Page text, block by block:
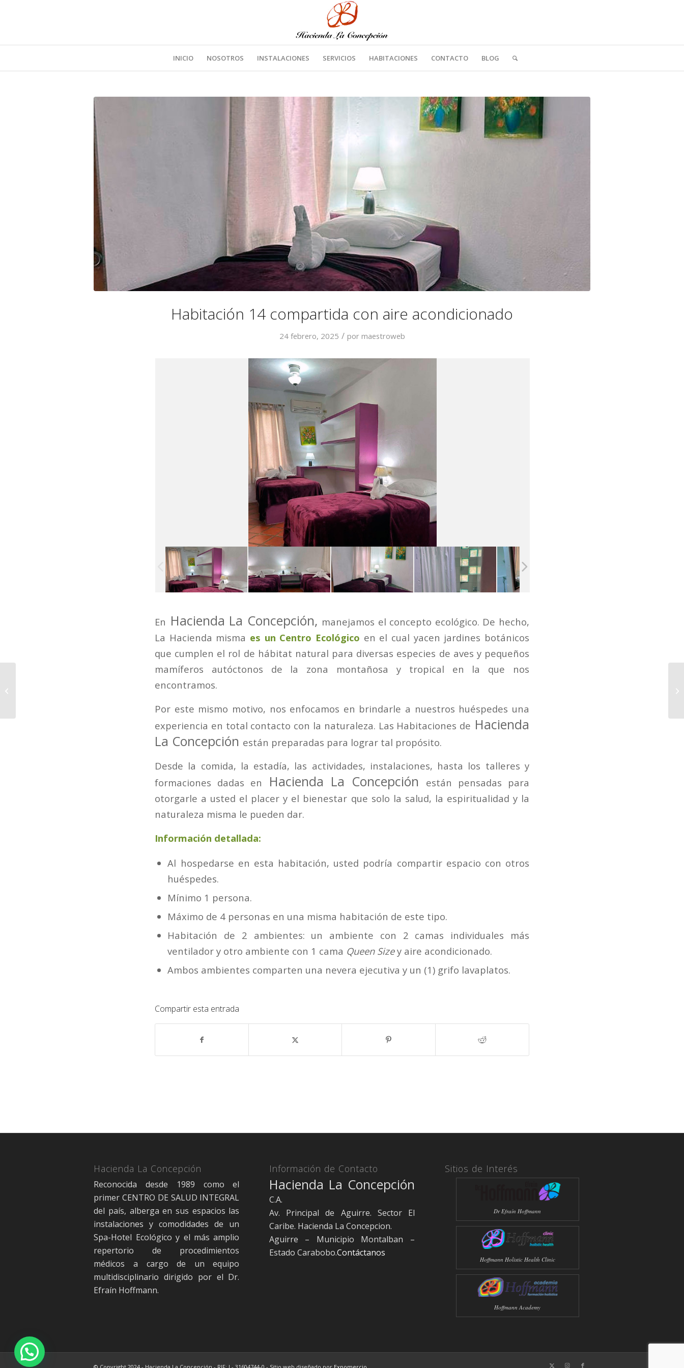
INICIO NOSOTROS INSTALACIONES SERVICIOS HABITACIONES CONTACTO BLOG
Habitación 14 compartida con aire acondicionado
24 febrero, 2025 / por maestroweb
En Hacienda La Concepción, manejamos el concepto ecológico. De hecho,
La Hacienda misma es un Centro Ecológico en el cual yacen jardines botánicos
que cumplen el rol de hábitat natural para diversas especies de aves y pequeños
mamíferos autóctonos de la zona montañosa y tropical en la que nos
encontramos.
Por este mismo motivo, nos enfocamos en brindarle a nuestros huéspedes una
experiencia en total contacto con la naturaleza. Las Habitaciones de Hacienda
La Concepción están preparadas para lograr tal propósito.
Desde la comida, la estadía, las actividades, instalaciones, hasta los talleres y
formaciones dadas en
Hacienda La Concepción
están pensadas para
otorgarle a usted el placer y el bienestar que solo la salud, la espiritualidad y la
naturaleza misma le pueden dar.
Información detallada:
Al hospedarse en esta habitación, usted podría compartir espacio con otros
huéspedes.
Mínimo 1 persona.
Máximo de 4 personas en una misma habitación de este tipo.
Habitación de 2 ambientes: un ambiente con 2 camas individuales más
ventilador y otro ambiente con 1 cama Queen Sizey aire acondicionado.
Ambos ambientes comparten una nevera ejecutiva y un (1) grifo lavaplatos.
Compartir esta entrada
Hacienda La Concepción
Reconocida desde 1989 como el
primer CENTRO DE SALUD INTEGRAL
del país, alberga en sus espacios las
instalaciones y comodidades de un
Spa-Hotel Ecológico y el más amplio
repertorio de procedimientos
médicos a cargo de un equipo
multidisciplinario dirigido por el Dr.
Efraín Hoffmann.
Información de Contacto
Hacienda La Concepción
C.A.
Av. Principal de Aguirre. Sector El
Caribe. Hacienda La Concepcion.
Aguirre – Municipio Montalban –
Estado Carabobo.Contáctanos
Sitios de Interés
Dr Efraín Hoffmann
Hoffmann Holistic Health Clinic
Hoffmann Academy